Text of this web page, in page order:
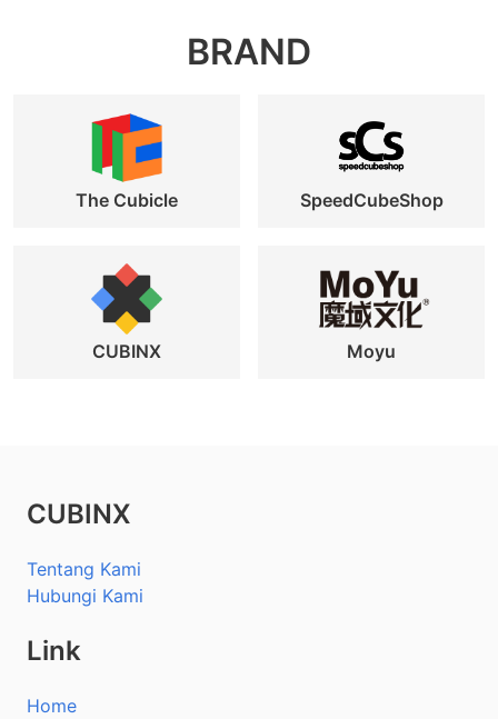
BRAND
The Cubicle SpeedCubeShop
CUBINX Moyu
CUBINX
Tentang Kami
Hubungi Kami
Link
Home